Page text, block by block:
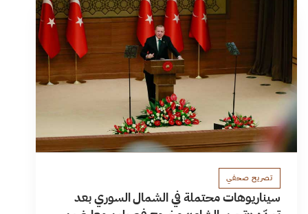
تصريح صحفي
سيناريوهات محتملة في الشمال السوري بعد